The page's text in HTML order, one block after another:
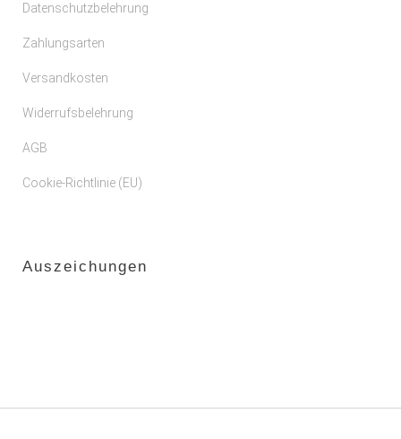
Datenschutzbelehrung
Zahlungsarten
Versandkosten
Widerrufsbelehrung
AGB
Cookie-Richtlinie (EU)
Auszeichungen